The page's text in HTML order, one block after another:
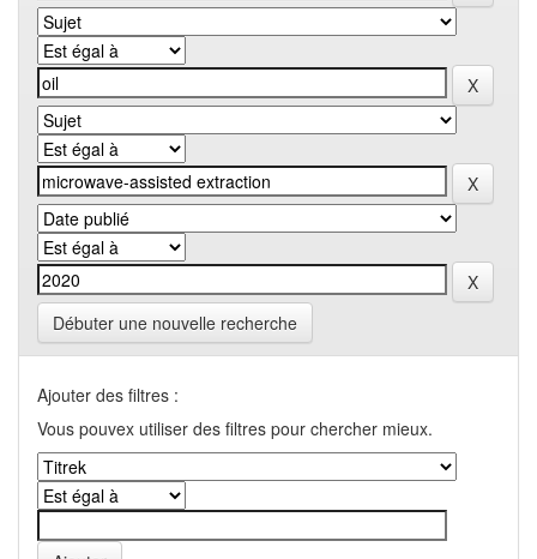
Débuter une nouvelle recherche
Ajouter des filtres :
Vous pouvex utiliser des filtres pour chercher mieux.